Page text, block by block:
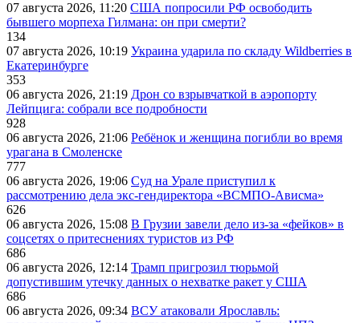
07 августа 2026, 11:20 США попросили РФ освободить
бывшего морпеха Гилмана: он при смерти?
134
07 августа 2026, 10:19 Украина ударила по складу Wildberries в
Екатеринбурге
353
06 августа 2026, 21:19 Дрон со взрывчаткой в аэропорту
Лейпцига: собрали все подробности
928
06 августа 2026, 21:06 Ребёнок и женщина погибли во время
урагана в Смоленске
777
06 августа 2026, 19:06 Суд на Урале приступил к
рассмотрению дела экс-гендиректора «ВСМПО-Ависма»
626
06 августа 2026, 15:08 В Грузии завели дело из-за «фейков» в
соцсетях о притеснениях туристов из РФ
686
06 августа 2026, 12:14 Трамп пригрозил тюрьмой
допустившим утечку данных о нехватке ракет у США
686
06 августа 2026, 09:34 ВСУ атаковали Ярославль: